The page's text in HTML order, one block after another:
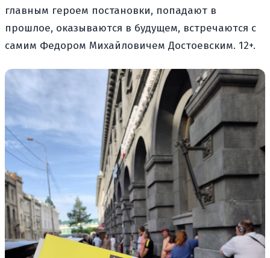
главным героем постановки, попадают в
прошлое, оказываются в будущем, встречаются с
самим Федором Михайловичем Достоевским. 12+.